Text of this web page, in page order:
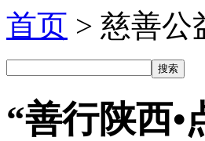
首页 > 慈善公
“善行陕西